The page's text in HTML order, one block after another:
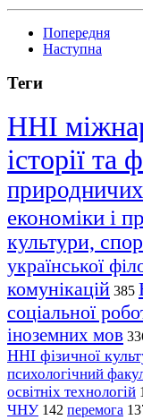
Попередня
Наступна
Теги
ННІ
історії та
економіки і
культури,
української
комунікацій 385
соціальної
іноземних мов
ННІ фізичної
психологічний
освітніх технологій
ЧНУ 142 перемога